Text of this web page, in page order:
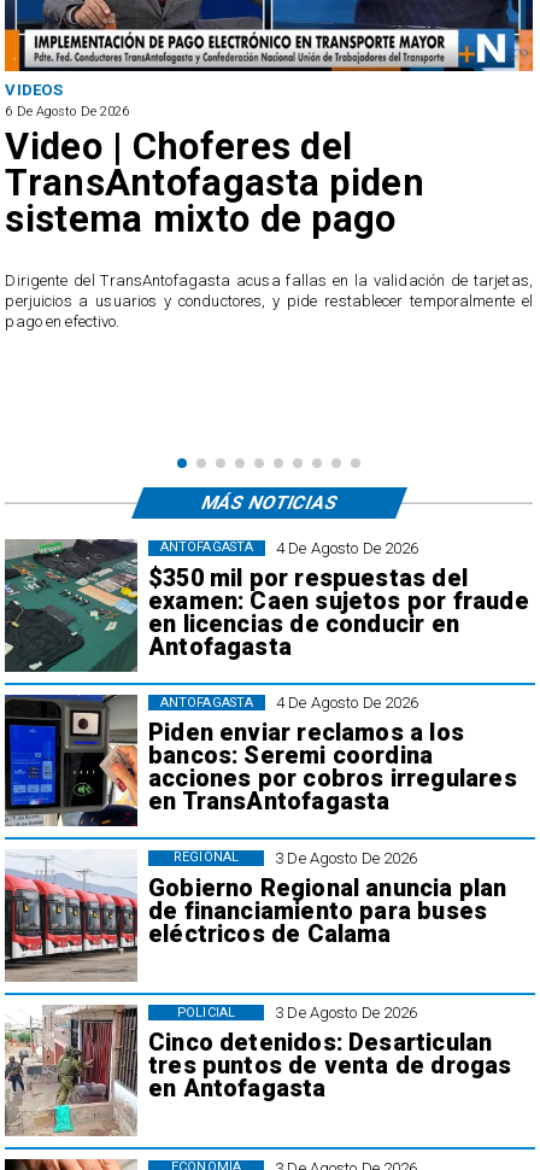
de tarjetas,
temporalmente el
SERNAC oficia a
reclamos por cobros
irregulares en el
4 De Agosto De 2026
$350 mil por respuestas del
examen: Caen sujetos por fraude
en licencias de conducir en
Antofagasta
ANTOFAGASTA
4 De Agosto De 2026
Piden enviar reclamos a los
bancos: Seremi coordina
acciones por cobros irregulares
en TransAntofagasta
ANTOFAGASTA
3 De Agosto De 2026
Gobierno Regional anuncia plan
de financiamiento para buses
eléctricos de Calama
REGIONAL
3 De Agosto De 2026
Cinco detenidos: Desarticulan
tres puntos de venta de drogas
en Antofagasta
POLICIAL
MÁS NOTICIAS